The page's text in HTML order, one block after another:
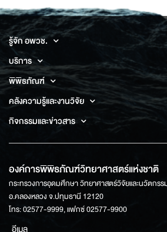
รู้จัก อพวช.
บริการ
พิพิธภัณฑ์
คลังความรู้และงานวิจัย
กิจกรรมและข่าวสาร
องค์การพิพิธภัณฑ์วิทยาศาสตร์แห่งชาติ
กระทรวงการอุดมศึกษา วิทยาศาสตร์วิจัยและนวัตกร
อ.คลองหลวง จ.ปทุมธานี 12120
โทร: 02577-9999, แฟกซ์ 02577-9900
อีเมล